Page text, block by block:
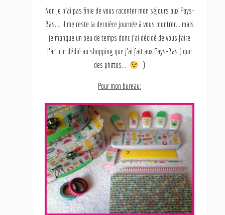
Non je n’ai pas finie de vous raconter mon séjours aux Pays-
Bas…. il me reste la dernière journée à vous montrer… mais
je manque un peu de temps donc j’ai décidé de vous faire
l’article dédié au shopping que j’ai fait aux Pays-Bas ( que
des photos…
)
Pour mon bureau: